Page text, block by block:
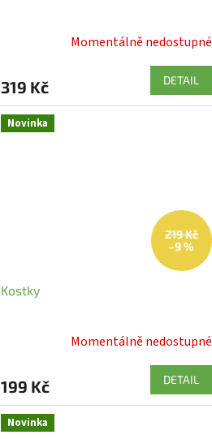
Momentálně nedostupné
319 Kč DETAIL
Novinka
219 Kč
–9 %
Kostky
Momentálně nedostupné
199 Kč DETAIL
Novinka